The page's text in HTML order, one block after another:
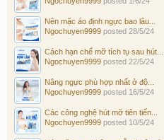
Nên mặc áo định ngực bao lâu...
Ngochuyen9999 posted 28/5/24
Cách hạn chế mỡ tích tụ sau hút...
Ngochuyen9999 posted 22/5/24
Nâng ngực phù hợp nhất ở độ...
Ngochuyen9999 posted 16/5/24
Các công nghệ hút mỡ tiên tiến...
Ngochuyen9999 posted 10/5/24